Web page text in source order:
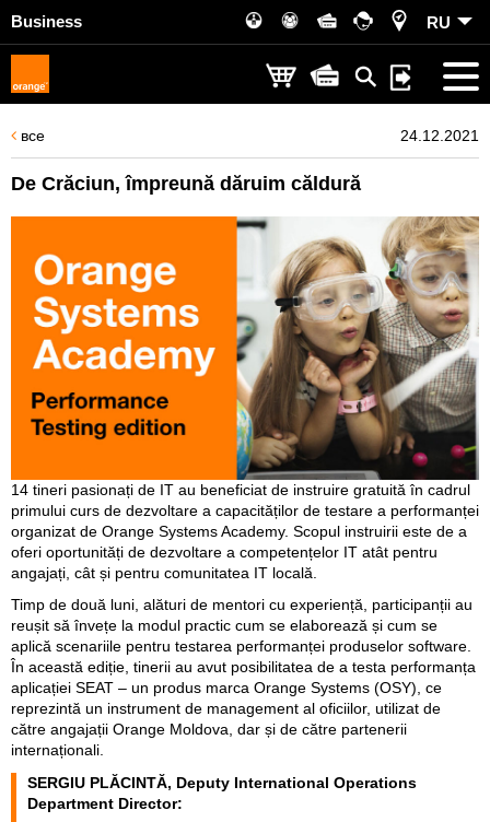
Business RU
все 24.12.2021
De Crăciun, împreună dăruim căldură
14 tineri pasionați de IT au beneficiat de instruire gratuită în cadrul
primului curs de dezvoltare a capacităților de testare a performanței
organizat de Orange Systems Academy. Scopul instruirii este de a
oferi oportunități de dezvoltare a competențelor IT atât pentru
angajați, cât și pentru comunitatea IT locală.
Timp de două luni, alături de mentori cu experiență, participanții au
reușit să învețe la modul practic cum se elaborează și cum se
aplică scenariile pentru testarea performanței produselor software.
În această ediție, tinerii au avut posibilitatea de a testa performanța
aplicației SEAT – un produs marca Orange Systems (OSY), ce
reprezintă un instrument de management al oficiilor, utilizat de
către angajații Orange Moldova, dar și de către partenerii
internaționali.
SERGIU PLĂCINTĂ, Deputy International Operations
Department Director: